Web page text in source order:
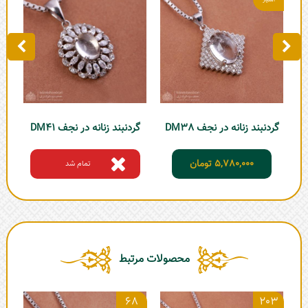
گردنبند زنانه در نجف DM38
5,780,000تومان
گردنبند زنانه در نجف DM41
تمام شد
محصولات مرتبط
203
68